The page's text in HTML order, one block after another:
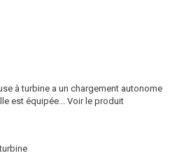
à turbine a un chargement autonome
est équipée...
Voir le produit